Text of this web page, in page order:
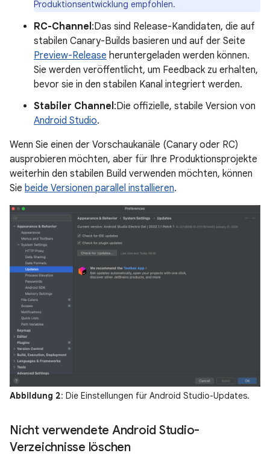
Produktionsentwicklung empfohlen.
RC-Channel :Das sind Release-Kandidaten, die auf
stabilen Canary-Builds basieren und auf der Seite
Preview-Release heruntergeladen werden können.
Sie werden veröffentlicht, um Feedback zu erhalten,
bevor sie in den stabilen Kanal integriert werden.
Stabiler Channel :Die offizielle, stabile Version von
Android Studio.
Wenn Sie einen der Vorschaukanäle (Canary oder RC)
ausprobieren möchten, aber für Ihre Produktionsprojekte
weiterhin den stabilen Build verwenden möchten, können
Sie beide Versionen parallel installieren.
Abbildung 2: Die Einstellungen für Android Studio-Updates.
Nicht verwendete Android Studio-
Verzeichnisse löschen